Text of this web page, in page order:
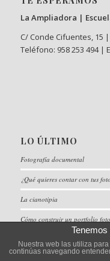
La Ampliadora |
C/ Conde Cifuentes, 15 |
Teléfono: 958 253 494 |
LO ÚLTIMO
Fotografía documental
¿Qué quieres contar con tus
La cianotipia
Cómo construir un portfolio
Nuestra web las utiliza
continúas navegando